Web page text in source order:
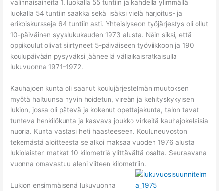
valinnaisaineita 1. luokalla 55 tuntiin ja kahdella ylimmällä
luokalla 54 tuntiin saakka sekä lisäksi vielä harjoitus- ja
erikoiskursseja 64 tuntiin asti. Yhteislyseon työjärjestys oli ollut
10-päiväinen syyslukukauden 1973 alusta. Näin siksi, että
oppikoulut olivat siirtyneet 5-päiväiseen työviikkoon ja 190
koulupäivään pysyväksi jääneellä väliaikaisratkaisulla
lukuvuonna 1971–1972.
Kauhajoen kunta oli saanut koulujärjestelmän muutoksen
myötä haltuunsa hyvin hoidetun, vireän ja kehityskykyisen
lukion, jossa oli pätevä ja kokenut opettajakunta, talon tavat
tunteva henkilökunta ja kasvava joukko virkeitä kauhajokelaisia
nuoria. Kunta vastasi heti haasteeseen. Kouluneuvoston
tekemästä aloitteesta se alkoi maksaa vuoden 1976 alusta
lukiolaisten matkat 10 kilometriä ylittävältä osalta. Seuraavana
vuonna omavastuu aleni viiteen kilometriin.
Lukion ensimmäisenä lukuvuonna